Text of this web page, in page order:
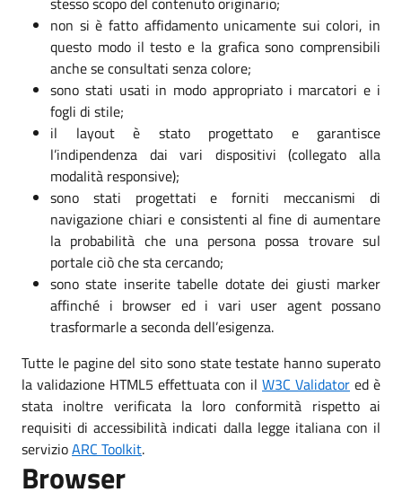
non si è fatto affidamento unicamente sui colori, in
questo modo il testo e la grafica sono comprensibili
anche se consultati senza colore;
sono stati usati in modo appropriato i marcatori e i
fogli di stile;
il layout è stato progettato e garantisce
l’indipendenza dai vari dispositivi (collegato alla
modalità responsive);
sono stati progettati e forniti meccanismi di
navigazione chiari e consistenti al fine di aumentare
la probabilità che una persona possa trovare sul
portale ciò che sta cercando;
sono state inserite tabelle dotate dei giusti marker
affinché i browser ed i vari user agent possano
trasformarle a seconda dell’esigenza.
Tutte le pagine del sito sono state testate hanno superato
la validazione HTML5 effettuata con il W3C Validator ed è
stata inoltre verificata la loro conformità rispetto ai
requisiti di accessibilità indicati dalla legge italiana con il
servizioARC Toolkit.
Browser